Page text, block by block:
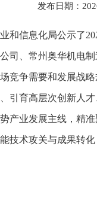
发布日期：
和信息化局公示了
司、常州奥华机电
竞争需要和发展战
引育高层次创新人
产业发展主线，精
技术攻关与成果转